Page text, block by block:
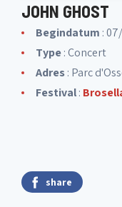
JOHN GHOST
Begindatum :
Type: Concert
Adres: Parc
Festival:
share